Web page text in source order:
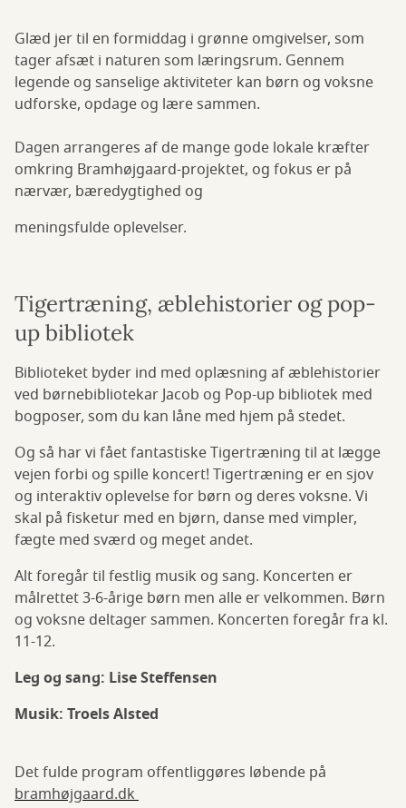
Glæd jer til en formiddag i grønne omgivelser, som
tager afsæt i naturen som lærings­rum. Gennem
legende og sanselige aktiviteter kan børn og voksne
udfor­ske, opdage og lære sammen.
Dagen arrangeres af de mange gode lokale kræfter
omkring Bramhøjgaard-projektet, og fokus er på
nærvær, bære­dygtighed og
meningsfulde oplevelser.
Tigertræning, æblehistorier og pop-
up bibliotek
Biblioteket byder ind med oplæsning af æblehistorier
ved børnebibliotekar Jacob og Pop-up bibliotek med
bogposer, som du kan låne med hjem på stedet.
Og så har vi fået fantastiske Tigertræning til at lægge
vejen forbi og spille koncert! Tigertræning er en sjov
og interaktiv oplevelse for børn og deres voksne. Vi
skal på fisketur med en bjørn, danse med vimpler,
fægte med sværd og meget andet.
Alt foregår til festlig musik og sang. Koncerten er
målrettet 3-6-årige børn men alle er velkommen. Børn
og voksne deltager sammen. Koncerten foregår fra kl.
11-12.
Leg og sang: Lise Steffensen
Musik: Troels Alsted
Det fulde program offentliggøres løbende på
bramhøjgaard.dk